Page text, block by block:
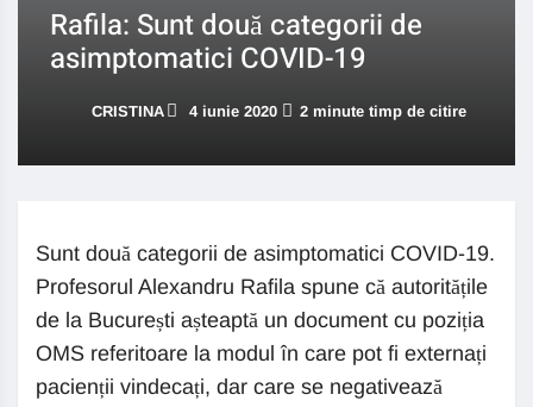
Rafila: Sunt două categorii de
asimptomatici COVID-19
CRISTINA 4 iunie 2020 2 minute timp de citire
Sunt două categorii de asimptomatici COVID-19.
Profesorul Alexandru Rafila spune că autoritățile
de la București așteaptă un document cu poziția
OMS referitoare la modul în care pot fi externați
pacienții vindecați, dar care se negativează